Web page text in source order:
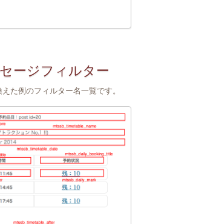
ージフィルター
た例のフィルター名一覧です。